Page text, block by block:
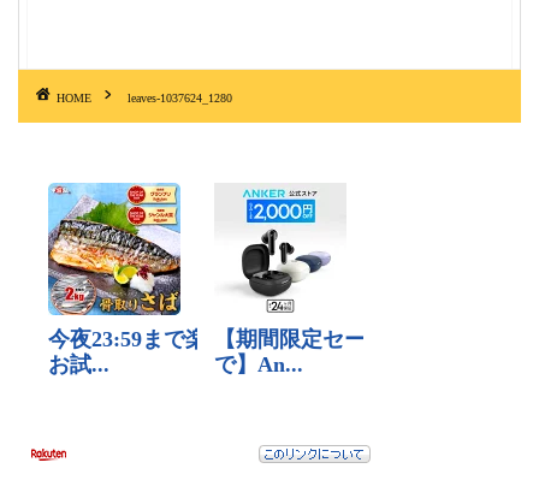
HOME leaves-1037624_1280